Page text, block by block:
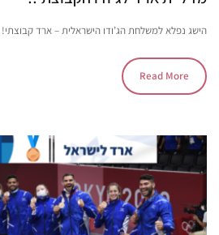
הישג נפלא למשלחת הג’ודו הישראלית – ארד קבוצתי!
Read More